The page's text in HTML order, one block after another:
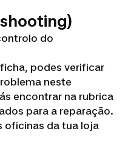
do
podes verificar
neste
encontrar na rubrica
para a reparação.
oficinas da tua loja